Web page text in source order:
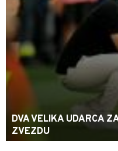
DVA VELIKA UDARCA
ZVEZDU